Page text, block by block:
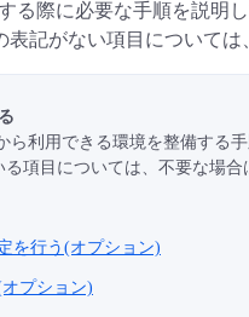
る際に必要な手順を説明し
表記がない項目について
ら利用できる環境を整備する手
項目については、不要な場合
を行う(オプション)
プション)